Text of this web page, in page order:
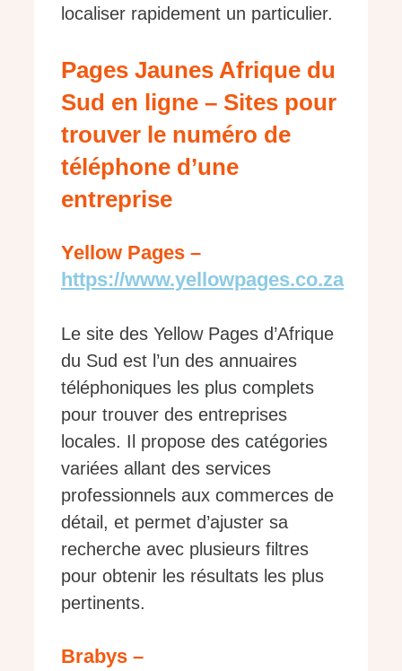
localiser rapidement un particulier.
Pages Jaunes Afrique du
Sud en ligne – Sites pour
trouver le numéro de
téléphone d’une
entreprise
Yellow Pages –
https://www.yellowpages.co.za
Le site des Yellow Pages d’Afrique
du Sud est l’un des annuaires
téléphoniques les plus complets
pour trouver des entreprises
locales. Il propose des catégories
variées allant des services
professionnels aux commerces de
détail, et permet d’ajuster sa
recherche avec plusieurs filtres
pour obtenir les résultats les plus
pertinents.
Brabys –